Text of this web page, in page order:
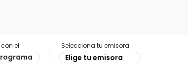
el Selecciona tu emisora
Elige tu emisora